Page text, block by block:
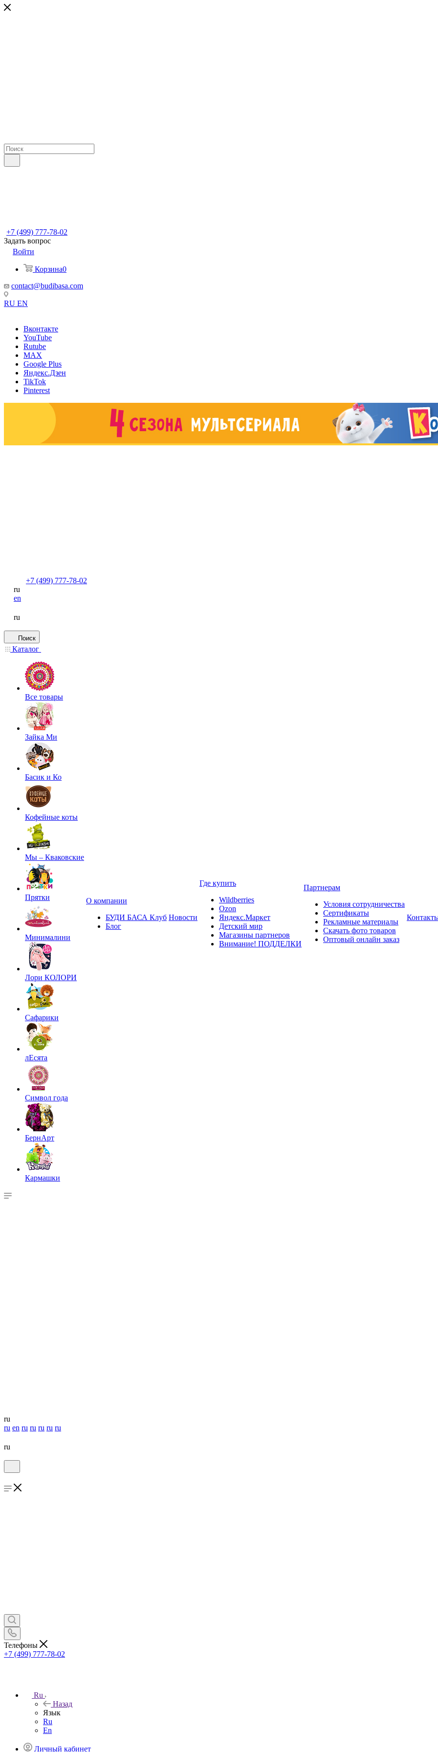
+7 (499) 777-78-02
Задать вопрос
Войти
Корзина0
contact@budibasa.com
RU EN
Вконтакте
YouTube
Rutube
MAX
Google Plus
Яндекс.Дзен
TikTok
Pinterest
+7 (499) 777-78-02
ru
en
ru
Поиск
Каталог
Все товары
Зайка Ми
Басик и Ко
Кофейные коты
Мы – Кваковские
Прятки
Минималини
Лори КОЛОРИ
Сафарики
лЕсята
Символ года
БернАрт
Кармашки
О компании
БУДИ БАСА Клуб
Блог
Новости
Где купить
Wildberries
Ozon
Яндекс.Маркет
Детский мир
Магазины партнеров
Внимание! ПОДДЕЛКИ
Партнерам
Условия сотрудничества
Сертификаты
Рекламные материалы
Скачать фото товаров
Оптовый онлайн заказ
ru
ru en ru ru ru ru ru
ru
Телефоны
+7 (499) 777-78-02
Ru
Назад
Язык
Ru
En
Личный кабинет